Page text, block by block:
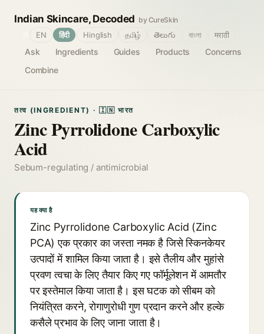
Indian Skincare, Decoded by CureSkin
Ask Ingredients Guides Products
Concerns
Combine
EN हिंदी Hinglish தமிழ் తెలుగు বাংলা मराठी
तत्व (INGREDIENT) · 🇮🇳 भारत
Zinc Pyrrolidone Carboxylic
Acid
Sebum-regulating / antimicrobial
यह क्या है
Zinc Pyrrolidone Carboxylic Acid (Zinc
PCA) एक प्रकार का जस्ता नमक है जिसे स्किनकेयर
उत्पादों में शामिल किया जाता है। इसे तैलीय और मुहांसे
प्रवण त्वचा के लिए तैयार किए गए फॉर्मूलेशन में आमतौर
पर इस्तेमाल किया जाता है। इस घटक को सीबम को
नियंत्रित करने, रोगाणुरोधी गुण प्रदान करने और हल्के
कसैले प्रभाव के लिए जाना जाता है।